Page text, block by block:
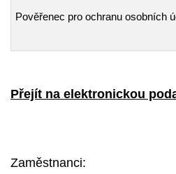
Pověřenec pro ochranu osobních
Přejít na elektronickou
Zaměstnanci: